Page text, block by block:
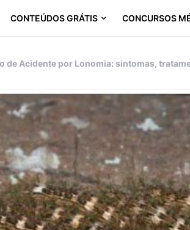
CONTEÚDOS GRÁTIS CONCURSOS
de Acidente por Lonomia: sintomas,